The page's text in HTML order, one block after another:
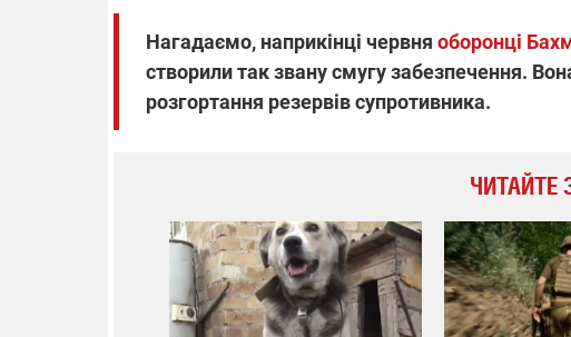
Нагадаємо, наприкінці червня оборонці
створили так звану смугу забезпечення.
розгортання резервів супротивника.
ЧИТАЙТЕ